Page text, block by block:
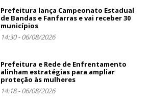
Prefeitura lança Campeonato Estadual
de Bandas e Fanfarras e vai receber 30
municípios
14:30 - 06/08/2026
Prefeitura e Rede de Enfrentamento
alinham estratégias para ampliar
proteção às mulheres
14:18 - 06/08/2026